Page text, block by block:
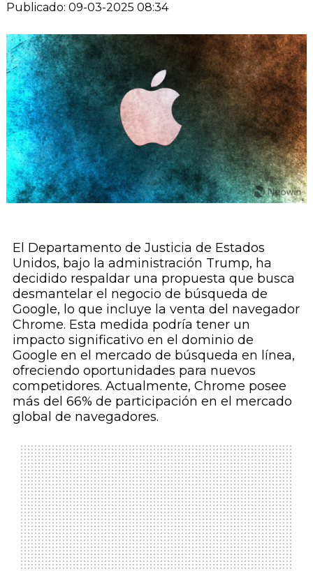
Publicado: 09-03-2025 08:34
El Departamento de Justicia de Estados
Unidos, bajo la administración Trump, ha
decidido respaldar una propuesta que busca
desmantelar el negocio de búsqueda de
Google, lo que incluye la venta del navegador
Chrome. Esta medida podría tener un
impacto significativo en el dominio de
Google en el mercado de búsqueda en línea,
ofreciendo oportunidades para nuevos
competidores. Actualmente, Chrome posee
más del 66% de participación en el mercado
global de navegadores.